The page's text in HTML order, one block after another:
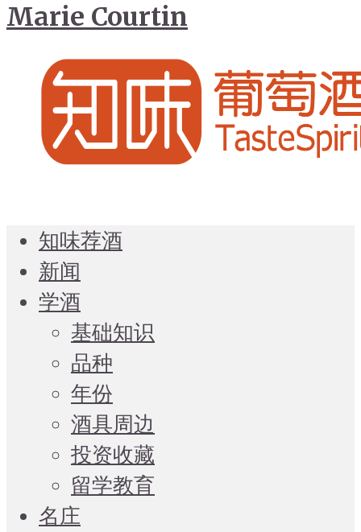
Marie Courtin
知味荐酒
新闻
学酒
基础知识
品种
年份
酒具周边
投资收藏
留学教育
名庄